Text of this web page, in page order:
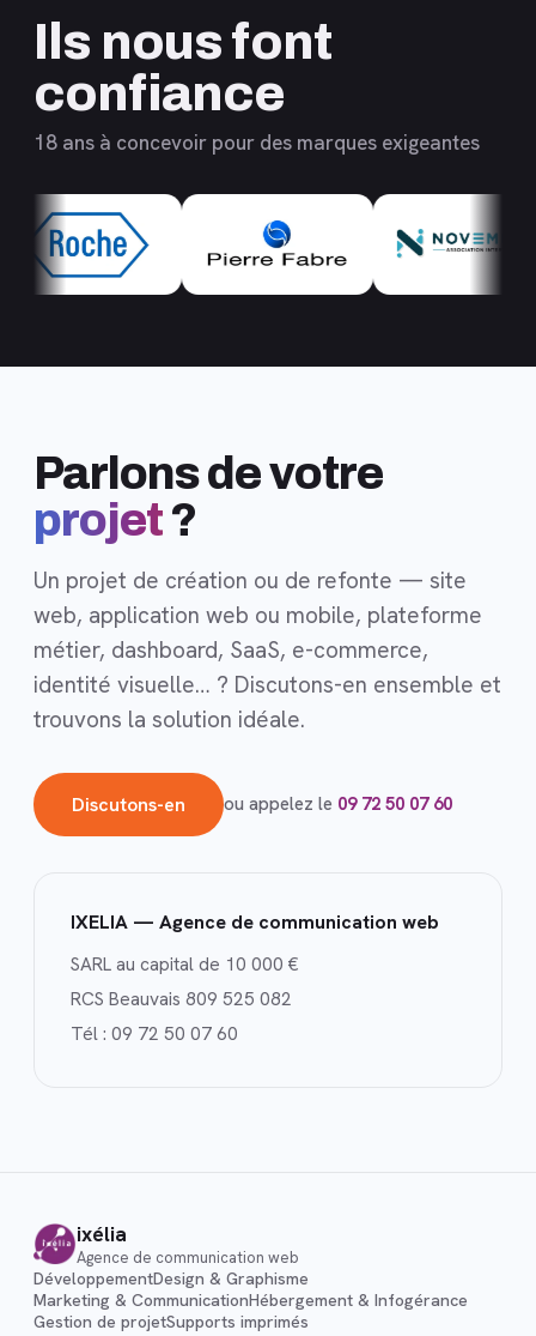
Ils nous font
confiance
18 ans à concevoir pour des marques exigeantes
Parlons de votre
projet?
Un projet de création ou de refonte — site
web, application web ou mobile, plateforme
métier, dashboard, SaaS, e-commerce,
identité visuelle… ? Discutons-en ensemble et
trouvons la solution idéale.
Discutons-en ou appelez le 09 72 50 07 60
IXELIA — Agence de communication web
SARL au capital de 10 000 €
RCS Beauvais 809 525 082
Tél : 09 72 50 07 60
ixélia
Agence de communication web
DéveloppementDesign & Graphisme
Marketing & CommunicationHébergement & Infogérance
Gestion de projetSupports imprimés